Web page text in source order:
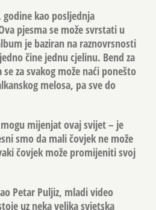
godine kao posljednja
pjesma se može svrstati u
je baziran na raznovrsnosti
čine jednu cjelinu. Bend za
za svakog može naći ponešto
melosa, pa sve do
mijenjat ovaj svijet – je
smo da mali čovjek ne može
čovjek može promijeniti svoj
Petar Puljiz, mladi video
uz neka velika svjetska